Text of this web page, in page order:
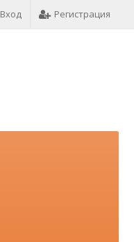
Вход Регистрация